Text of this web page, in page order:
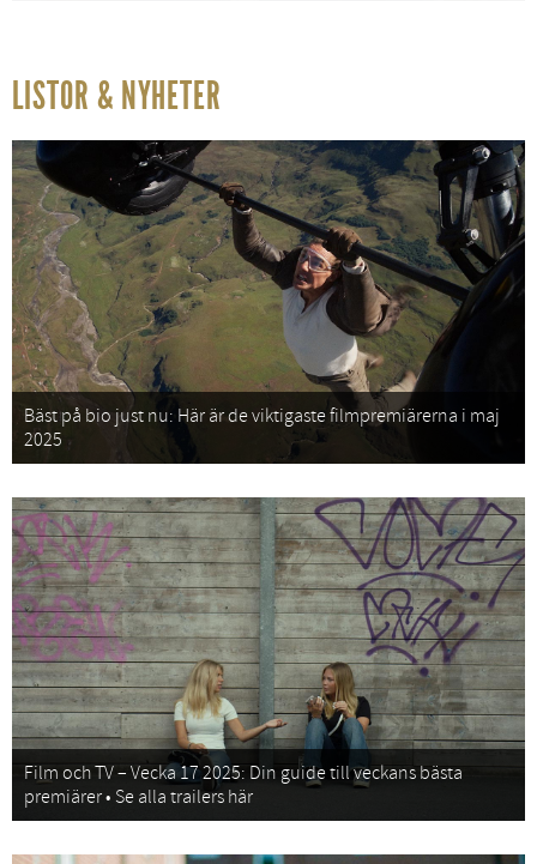
LISTOR & NYHETER
Bäst på bio just nu: Här är de viktigaste filmpremiärerna i maj
2025
Film och TV – Vecka 17 2025: Din guide till veckans bästa
premiärer • Se alla trailers här